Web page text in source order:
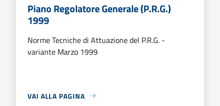
Piano Regolatore Generale (P.R.G.)
1999
Norme Tecniche di Attuazione del P.R.G. -
variante Marzo 1999
VAI ALLA PAGINA